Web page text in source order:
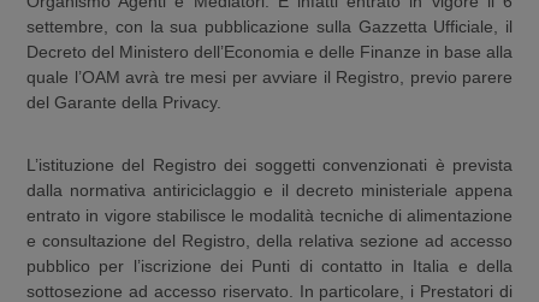
settembre, con la sua pubblicazione sulla Gazzetta Ufficiale, il
Decreto del Ministero dell’Economia e delle Finanze in base alla
quale l’OAM avrà tre mesi per avviare il Registro, previo parere
del Garante della Privacy.
L’istituzione del Registro dei soggetti convenzionati è prevista
dalla normativa antiriciclaggio e il decreto ministeriale appena
entrato in vigore stabilisce le modalità tecniche di alimentazione
e consultazione del Registro, della relativa sezione ad accesso
pubblico per l’iscrizione dei Punti di contatto in Italia e della
sottosezione ad accesso riservato. In particolare, i Prestatori di